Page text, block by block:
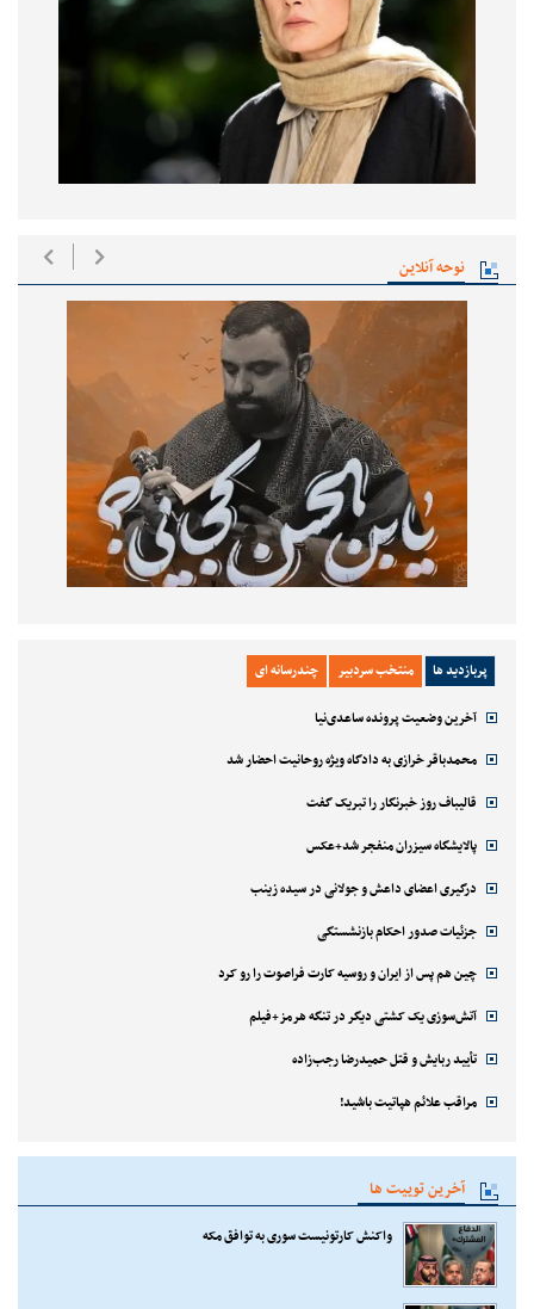
نوحه آنلاین
پربازدید ها منتخب سردبیر چندرسانه ای
آخرین وضعیت پرونده ساعدی‌نیا
محمدباقر خرازی به دادگاه ویژه روحانیت احضار شد
قالیباف روز خبرنگار را تبریک گفت
پالایشگاه سیزران منفجر شد+عکس
درگیری اعضای داعش و جولانی در سیده زینب
جزئیات صدور احکام بازنشستگی
چین هم پس از ایران و روسیه کارت فراصوت را رو کرد
آتش‌سوزی یک کشتی دیگر در تنگه هرمز+فیلم
تأیید ربایش و قتل حمیدرضا رجب‌زاده
مراقب علائم هپاتیت باشید!
آخرین توییت ها
واکنش کارتونیست سوری به توافق مکه